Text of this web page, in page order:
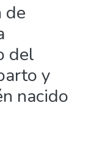
de
del
y
nacido